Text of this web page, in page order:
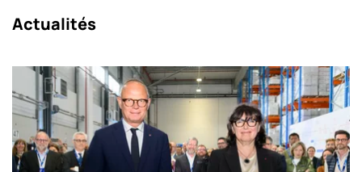
Actualités